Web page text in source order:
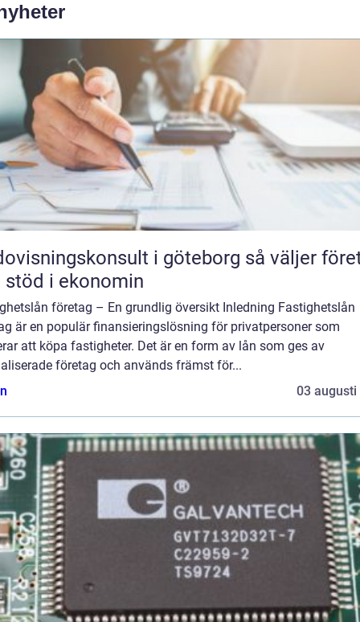
i göteborg så väljer företag
stöd i ekonomin
företag – En grundlig översikt Inledning Fastighetslån
är en populär finansieringslösning för privatpersoner som
att köpa fastigheter. Det är en form av lån som ges av
företag och används främst för...
03 augusti